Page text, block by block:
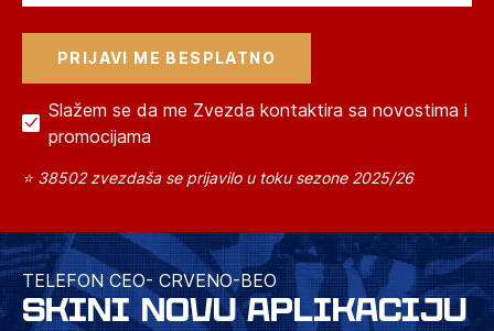
Slažem se da me Zvezda kontaktira sa novostima i
promocijama
⭐ 38502 zvezdaša se prijavilo u toku sezone 2025/26
TELEFON CEO- CRVENO-BEO
SKINI NOVU APLIKACIJU